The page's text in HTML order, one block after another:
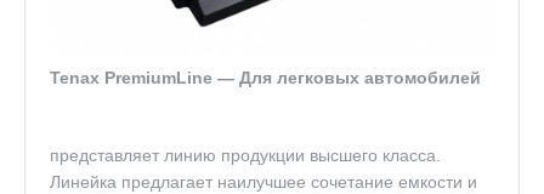
Tenax PremiumLine — Для легковых автомобилей
представляет линию продукции высшего класса.
Линейка предлагает наилучшее сочетание емкости и